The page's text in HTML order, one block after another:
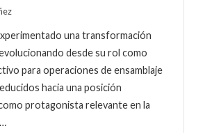
una transformación
desde su rol como
para operaciones de ensamblaje
hacia una posición
protagonista relevante en la